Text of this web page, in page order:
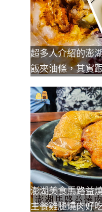
超多人介紹的澎
飯夾油條，其實
澎湖美食馬路益
主餐雞腿燒肉好